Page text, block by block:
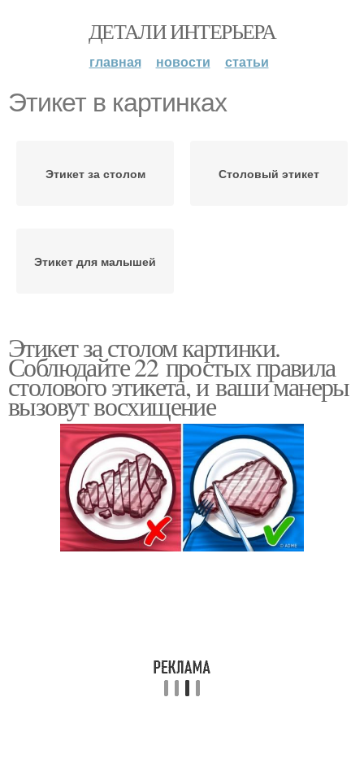
ДЕТАЛИ ИНТЕРЬЕРА
главная новости статьи
Этикет в картинках
Этикет за столом Столовый этикет
Этикет для малышей
Этикет за столом картинки.
Соблюдайте 22 простых правила
столового этикета, и ваши манеры
вызовут восхищение